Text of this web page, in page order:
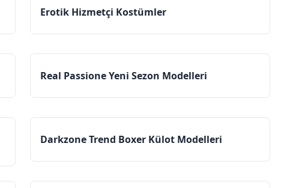
Erotik Hizmetçi Kostümler
Real Passione Yeni Sezon Modelleri
Darkzone Trend Boxer Külot Modelleri